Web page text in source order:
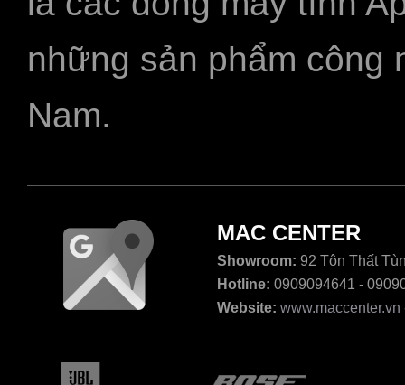
những sản phẩm công
Nam.
MAC CENTER
Showroom: 92 Tôn Thất
Hotline: 0909094641 -
Website: www.maccenter.vn